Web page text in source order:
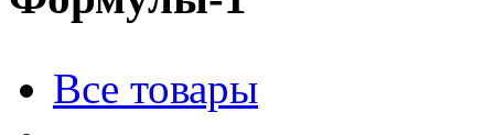
Все товары